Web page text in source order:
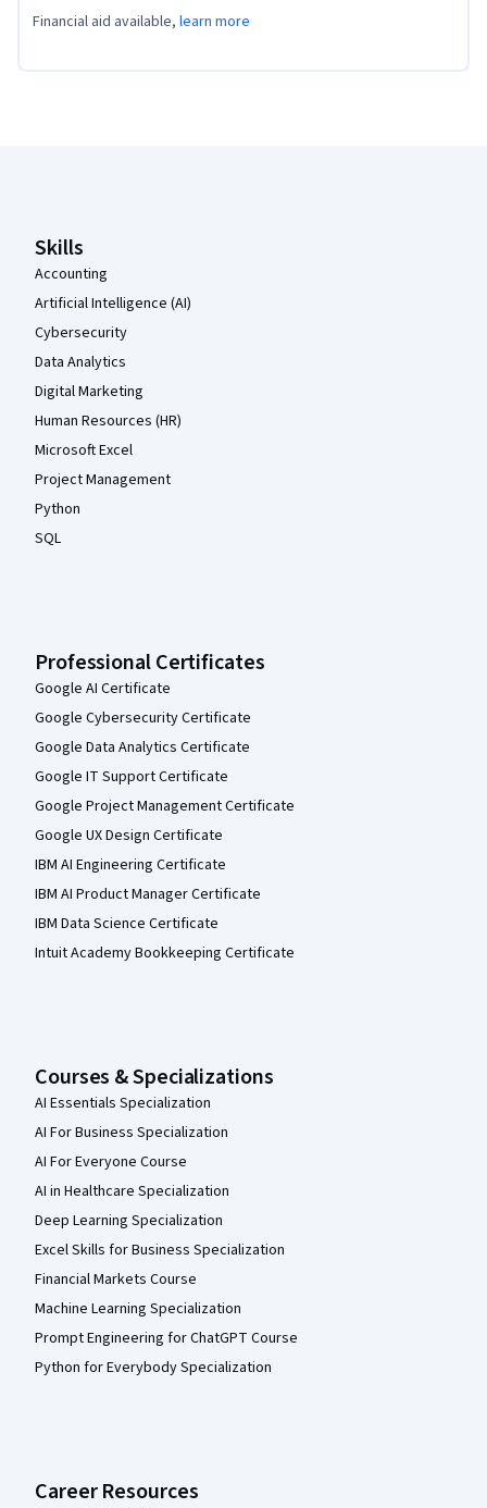
Financial aid available, learn more
Skills
Accounting
Artificial Intelligence (AI)
Cybersecurity
Data Analytics
Digital Marketing
Human Resources (HR)
Microsoft Excel
Project Management
Python
SQL
Professional Certificates
Google AI Certificate
Google Cybersecurity Certificate
Google Data Analytics Certificate
Google IT Support Certificate
Google Project Management Certificate
Google UX Design Certificate
IBM AI Engineering Certificate
IBM AI Product Manager Certificate
IBM Data Science Certificate
Intuit Academy Bookkeeping Certificate
Courses & Specializations
AI Essentials Specialization
AI For Business Specialization
AI For Everyone Course
AI in Healthcare Specialization
Deep Learning Specialization
Excel Skills for Business Specialization
Financial Markets Course
Machine Learning Specialization
Prompt Engineering for ChatGPT Course
Python for Everybody Specialization
Career Resources